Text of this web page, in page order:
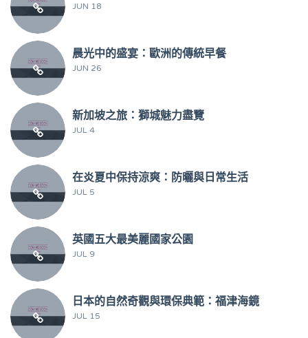
JUN 18
晨光中的盛宴：歐洲的傳統早餐
JUN 26
新加坡之旅：獅城魅力盡覽
JUL 4
在炎夏中保持涼爽：防曬與日常生活
JUL 5
英國五大最美麗國家公園
JUL 9
日本的自然奇觀與環保典範：福津海鏡
JUL 15